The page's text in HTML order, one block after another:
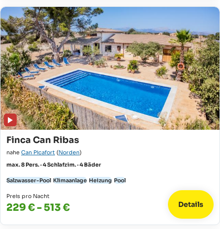
Finca Can Ribas
nahe Can Picafort (Norden)
max. 8 Pers. · 4 Schlafzim. · 4 Bäder
Salzwasser-Pool Klimaanlage Heizung Pool
Preis pro Nacht
229 € - 513 € Details